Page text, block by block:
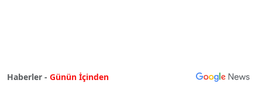
Haberler - Günün İçinden